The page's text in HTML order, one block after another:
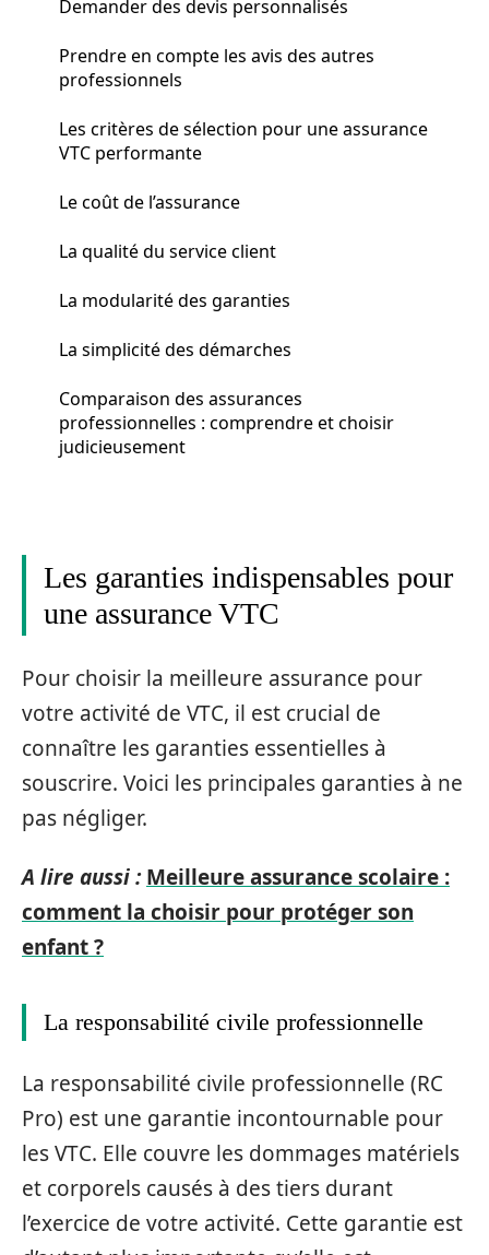
Demander des devis personnalisés
Prendre en compte les avis des autres
professionnels
Les critères de sélection pour une assurance
VTC performante
Le coût de l’assurance
La qualité du service client
La modularité des garanties
La simplicité des démarches
Comparaison des assurances
professionnelles : comprendre et choisir
judicieusement
Les garanties indispensables pour
une assurance VTC
Pour choisir la meilleure assurance pour
votre activité de VTC, il est crucial de
connaître les garanties essentielles à
souscrire. Voici les principales garanties à ne
pas négliger.
A lire aussi : Meilleure assurance scolaire :
comment la choisir pour protéger son
enfant ?
La responsabilité civile professionnelle
La responsabilité civile professionnelle (RC
Pro) est une garantie incontournable pour
les VTC. Elle couvre les dommages matériels
et corporels causés à des tiers durant
l’exercice de votre activité. Cette garantie est